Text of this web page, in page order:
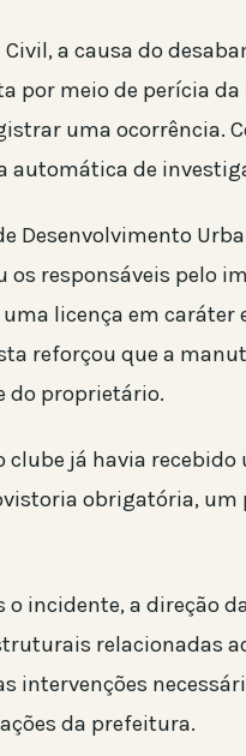
Civil, a causa do
por meio de perícia
uma ocorrência.
automática de
Desenvolvimento
responsáveis pelo
licença em caráter
reforçou que a
do proprietário.
clube já havia
obrigatória, um
incidente, a direção
relacionadas
intervenções
da prefeitura.